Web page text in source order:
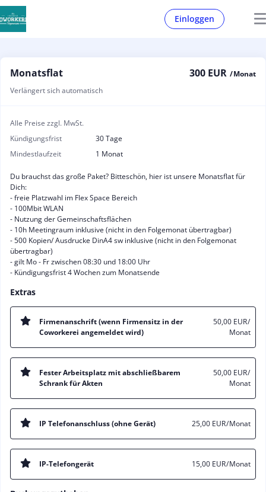
Einloggen
Monatsflat 300 EUR / Monat
Verlängert sich automatisch
Alle Preise zzgl. MwSt.
Kündigungsfrist
30 Tage
Mindestlaufzeit
1 Monat
Du brauchst das große Paket? Bitteschön, hier ist unsere Monatsflat für
Dich:
- freie Platzwahl im Flex Space Bereich
- 100Mbit WLAN
- Nutzung der Gemeinschaftsflächen
- 10h Meetingraum inklusive (nicht in den Folgemonat übertragbar)
- 500 Kopien/ Ausdrucke DinA4 sw inklusive (nicht in den Folgemonat
übertragbar)
- gilt Mo - Fr zwischen 08:30 und 18:00 Uhr
- Kündigungsfrist 4 Wochen zum Monatsende
Extras
Firmenanschrift (wenn Firmensitz in der
Coworkerei angemeldet wird)
50,00 EUR/
Monat
Fester Arbeitsplatz mit abschließbarem
Schrank für Akten
50,00 EUR/
Monat
IP Telefonanschluss (ohne Gerät) 25,00 EUR/ Monat
IP-Telefongerät 15,00 EUR/ Monat